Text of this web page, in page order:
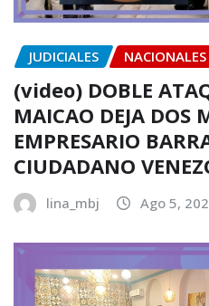
JUDICIALES NACIONALES
(video) DOBLE
MAICAO DEJA DOS
EMPRESARIO
CIUDADANO
lina_mbj Ago 5,